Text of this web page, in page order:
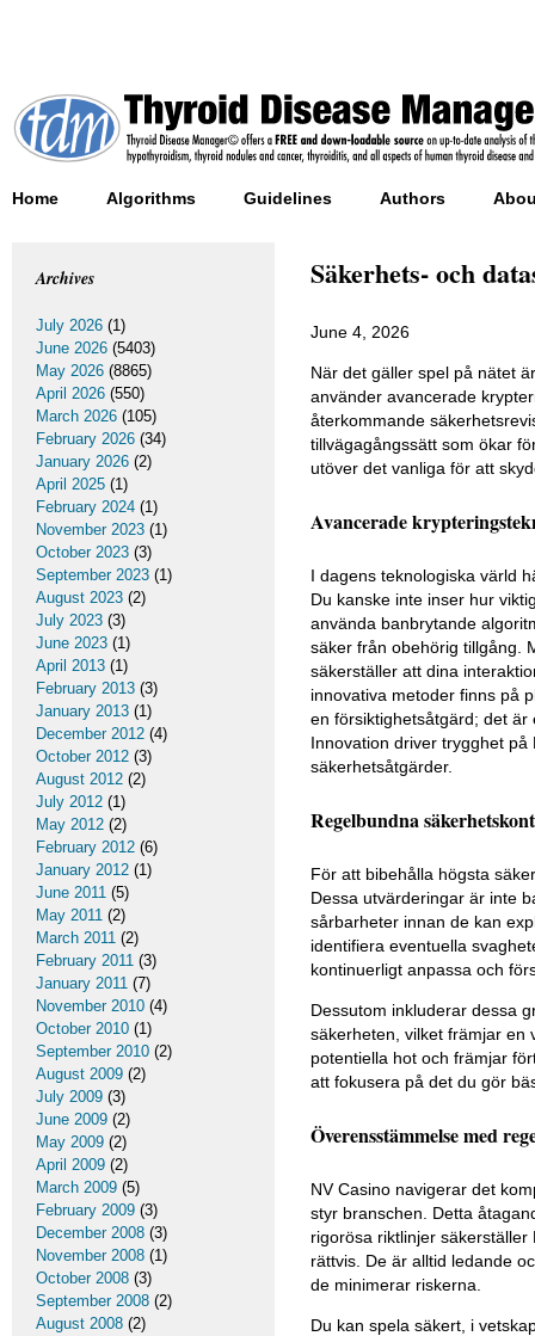
Home Algorithms Guidelines Authors
Säkerhets- och
June 4, 2026
När det gäller spel på nätet
använder avancerade
återkommande
tillvägagångssätt som ökar
utöver det vanliga för att
Avancerade
I dagens teknologiska värld
Du kanske inte inser hur
använda banbrytande
säker från obehörig tillgång.
säkerställer att dina
innovativa metoder finns på
en försiktighetsåtgärd; det
Innovation driver trygghet
säkerhetsåtgärder.
Regelbundna
För att bibehålla högsta
Dessa utvärderingar är inte
sårbarheter innan de kan
identifiera eventuella
kontinuerligt anpassa och
Dessutom inkluderar dessa
säkerheten, vilket främjar en
potentiella hot och främjar
att fokusera på det du gör
Överensstämmelse med
NV Casino navigerar det
styr branschen. Detta
rigorösa riktlinjer
rättvis. De är alltid ledande
de minimerar riskerna.
Du kan spela säkert, i
Archives
July 2026 (1)
June 2026 (5403)
May 2026 (8865)
April 2026 (550)
March 2026 (105)
February 2026 (34)
January 2026 (2)
April 2025 (1)
February 2024 (1)
November 2023 (1)
October 2023 (3)
September 2023 (1)
August 2023 (2)
July 2023 (3)
June 2023 (1)
April 2013 (1)
February 2013 (3)
January 2013 (1)
December 2012 (4)
October 2012 (3)
August 2012 (2)
July 2012 (1)
May 2012 (2)
February 2012 (6)
January 2012 (1)
June 2011 (5)
May 2011 (2)
March 2011 (2)
February 2011 (3)
January 2011 (7)
November 2010 (4)
October 2010 (1)
September 2010 (2)
August 2009 (2)
July 2009 (3)
June 2009 (2)
May 2009 (2)
April 2009 (2)
March 2009 (5)
February 2009 (3)
December 2008 (3)
November 2008 (1)
October 2008 (3)
September 2008 (2)
August 2008 (2)